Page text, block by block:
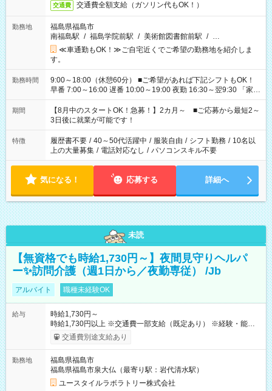
交通費 交通費全額支給（ガソリン代もOK！）
勤務地
福島県福島市
南福島駅 / 福島学院前駅 / 美術館図書館前駅 / …
≪車通勤もOK！≫ご自宅近くでご希望の勤務地を紹介しま
す。
勤務時間
9:00～18:00（休憩60分） ■ご希望があれば下記シフトもOK！
早番 7:00～16:00 遅番 10:00～19:00 夜勤 16:30～翌9:30 「家族
と休みを合わせたい」 「余裕を持って夕飯の準備がしたい」
「できれば残業はしたくない」 など、ご希望を教えてください
ね。 ※Wワーク希望の方へ 今ご覧のお仕事で希望する勤務時間
と、もう1つのお仕事の勤務時間。 合計で週40時間を超える場
合は応募できません。
期間
【8月中のスタートOK！急募！】2カ月～ ■ご応募から最短2～
3日後に就業が可能です！
特徴 履歴書不要 / 40～50代活躍中 / 服装自由 / シフト勤務 / 10名以
上の大量募集 / 電話対応なし / パソコンスキル不要
気になる！ 応募する 詳細へ
未読
【無資格でも時給1,730円～】夜間見守りヘルパ
ー✨訪問介護（週1日から／夜勤専従） /Jb
アルバイト 職種未経験OK
給与
時給1,730円～
時給1,730円以上 ※交通費一部支給（既定あり） ※経験・能力を
考慮して決定します 【収入例】 週1回勤務の場合：1,730円×8時
間×4回=5万5,360円 週3回勤務の場合：1,730円×8時間×12回
月 ※ 雇用形態と給与に、本採用時と異なる部分があります。 雇
用形態：本採用時と同じです。 給与：時給 1,470円以上
交通費別途支給あり
勤務地
福島県福島市
福島県福島市泉大仏（最寄り駅：岩代清水駅）
ユースタイルラボラトリー株式会社